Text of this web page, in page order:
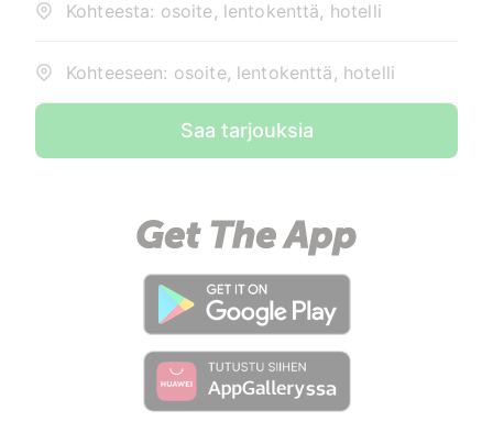
Kohteesta: osoite, lentokenttä, hotelli
Kohteeseen: osoite, lentokenttä, hotelli
Saa tarjouksia